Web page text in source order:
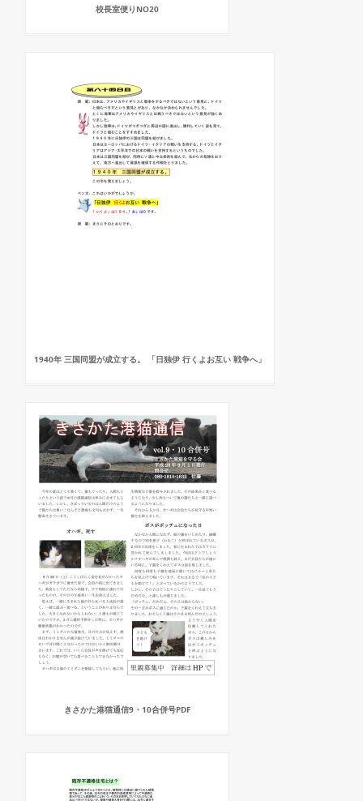
校長室便りNO20
1940年 三国同盟が成立する。 「日独伊 行くよお互い 戦争へ」
きさかた港猫通信9・10合併号PDF